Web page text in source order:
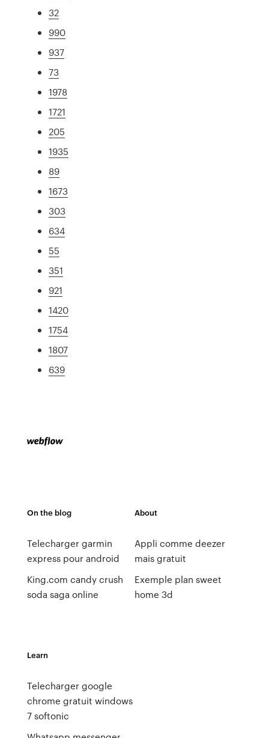
32
990
937
73
1978
1721
205
1935
89
1673
303
634
55
351
921
1420
1754
1807
639
On the blog
Telecharger garmin
express pour android
King.com candy crush
soda saga online
About
Appli comme deezer
mais gratuit
Exemple plan sweet
home 3d
Learn
Telecharger google
chrome gratuit windows
7 softonic